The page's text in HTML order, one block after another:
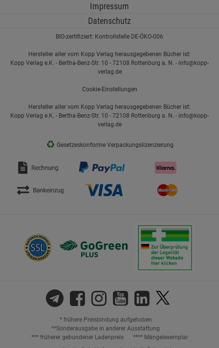
Impressum
Datenschutz
BIO-zertifiziert: Kontrollstelle DE-ÖKO-006
Hersteller aller vom Kopp Verlag herausgegebenen Bücher ist:
Kopp Verlag e.K. - Bertha-Benz-Str. 10 - 72108 Rottenburg a. N. - info@kopp-
verlag.de
Cookie-Einstellungen
Hersteller aller vom Kopp Verlag herausgegebenen Bücher ist:
Kopp Verlag e.K. - Bertha-Benz-Str. 10 - 72108 Rottenburg a. N. - info@kopp-
verlag.de
♻ Gesetzeskonforme Verpackungslizenzierung
* frühere Preisbindung aufgehoben
**Sonderausgabe in anderer Ausstattung
*** früherer gebundener Ladenpreis
**** Mängelexemplar